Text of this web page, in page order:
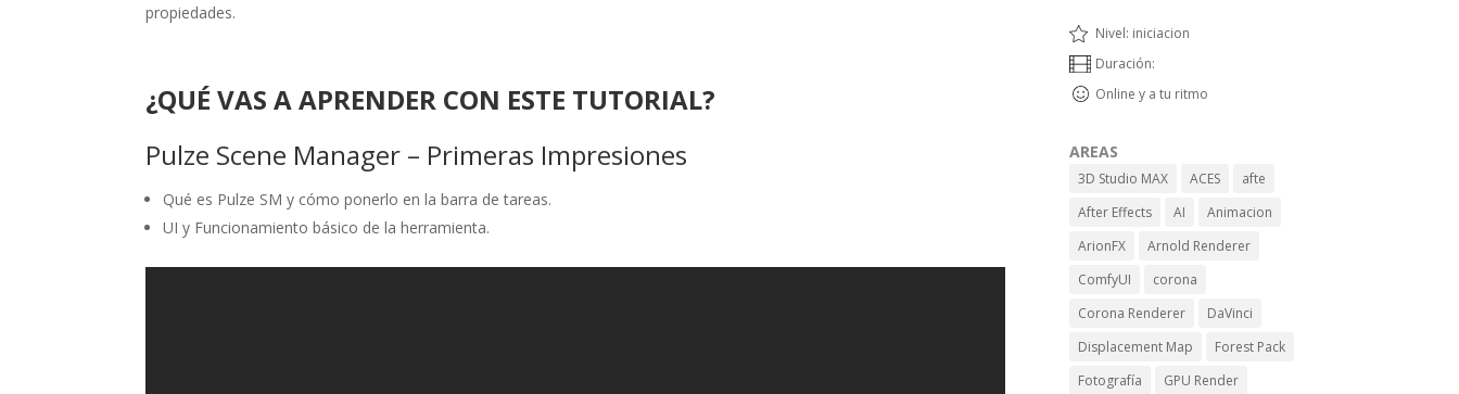
propiedades.
¿QUÉ VAS A APRENDER CON ESTE TUTORIAL?
Pulze Scene Manager – Primeras Impresiones
Qué es Pulze SM y cómo ponerlo en la barra de tareas.
UI y Funcionamiento básico de la herramienta.
Nivel: iniciacion
Duración:
Online y a tu ritmo
AREAS
3D Studio MAX ACES
afte
After Effects
AI
Animacion
ArionFX
Arnold Renderer
ComfyUI
corona
Corona Renderer
DaVinci
Displacement Map
Forest Pack
Fotografía
GPU Render